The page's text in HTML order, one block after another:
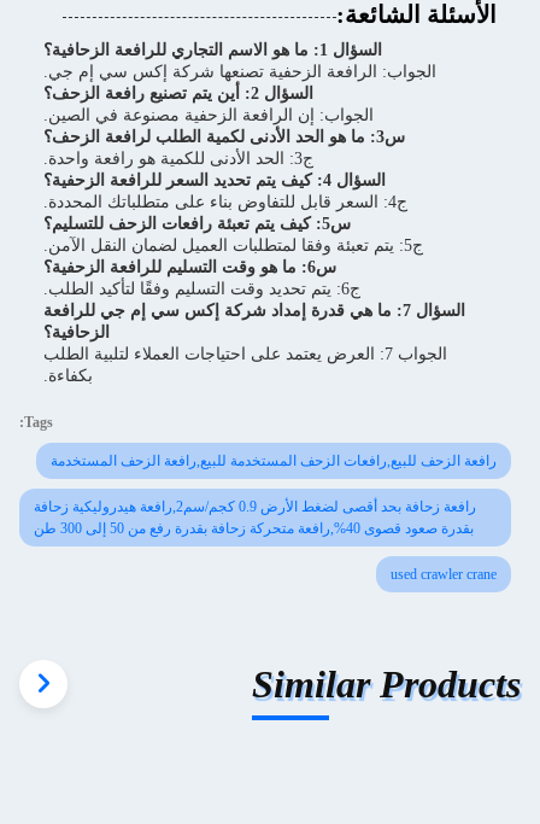
الأسئلة الشائعة:
السؤال 1: ما هو الاسم التجاري للرافعة الزحافية؟
الجواب: الرافعة الزحفية تصنعها شركة إكس سي إم جي.
السؤال 2: أين يتم تصنيع رافعة الزحف؟
الجواب: إن الرافعة الزحفية مصنوعة في الصين.
س3: ما هو الحد الأدنى لكمية الطلب لرافعة الزحف؟
ج3: الحد الأدنى للكمية هو رافعة واحدة.
السؤال 4: كيف يتم تحديد السعر للرافعة الزحفية؟
ج4: السعر قابل للتفاوض بناء على متطلباتك المحددة.
س5: كيف يتم تعبئة رافعات الزحف للتسليم؟
ج5: يتم تعبئة وفقا لمتطلبات العميل لضمان النقل الآمن.
س6: ما هو وقت التسليم للرافعة الزحفية؟
ج6: يتم تحديد وقت التسليم وفقًا لتأكيد الطلب.
السؤال 7: ما هي قدرة إمداد شركة إكس سي إم جي للرافعة
الزحافية؟
الجواب 7: العرض يعتمد على احتياجات العملاء لتلبية الطلب
بكفاءة.
Tags:
رافعة الزحف للبيع,رافعات الزحف المستخدمة للبيع,رافعة الزحف المستخدمة
رافعة زحافة بحد أقصى لضغط الأرض 0.9 كجم/سم2,رافعة هيدروليكية زحافة
بقدرة صعود قصوى 40%,رافعة متحركة زحافة بقدرة رفع من 50 إلى 300 طن
used crawler crane
Similar Products